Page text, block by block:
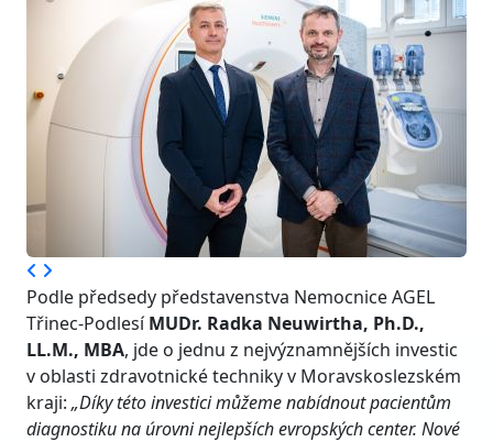
Podle předsedy představenstva Nemocnice AGEL
Třinec-PodlesíMUDr. Radka Neuwirtha, Ph.D.,
LL.M., MBA, jde o jednu z nejvýznamnějších investic
v oblasti zdravotnické techniky v Moravskoslezském
kraji: „Díky této investici můžeme nabídnout pacientům
diagnostiku na úrovni nejlepších evropských center. Nové